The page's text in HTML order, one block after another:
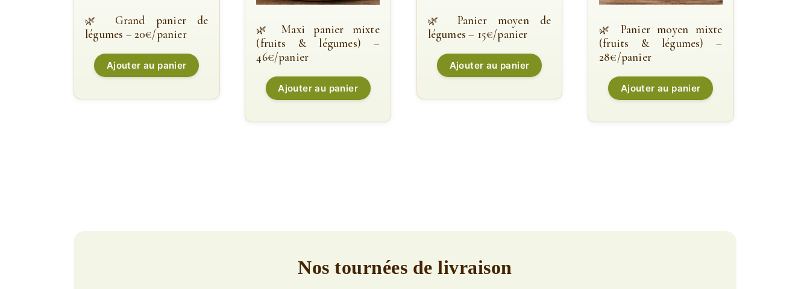
Grand panier de
légumes – 20€/panier
Ajouter au panier
Maxi panier mixte
(fruits & légumes) –
46€/panier
Ajouter au panier
Panier moyen de
légumes – 15€/panier
Ajouter au panier
Panier moyen mixte
(fruits & légumes) –
28€/panier
Ajouter au panier
Nos tournées de livraison